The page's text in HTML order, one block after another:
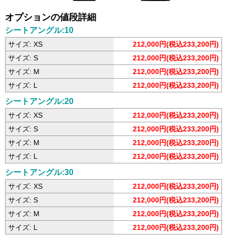
オプションの値段詳細
シートアングル:10
サイズ: XS
212,000円(税込233,200円)
サイズ: S
212,000円(税込233,200円)
サイズ: M
212,000円(税込233,200円)
サイズ: L
212,000円(税込233,200円)
シートアングル:20
サイズ: XS
212,000円(税込233,200円)
サイズ: S
212,000円(税込233,200円)
サイズ: M
212,000円(税込233,200円)
サイズ: L
212,000円(税込233,200円)
シートアングル:30
サイズ: XS
212,000円(税込233,200円)
サイズ: S
212,000円(税込233,200円)
サイズ: M
212,000円(税込233,200円)
サイズ: L
212,000円(税込233,200円)